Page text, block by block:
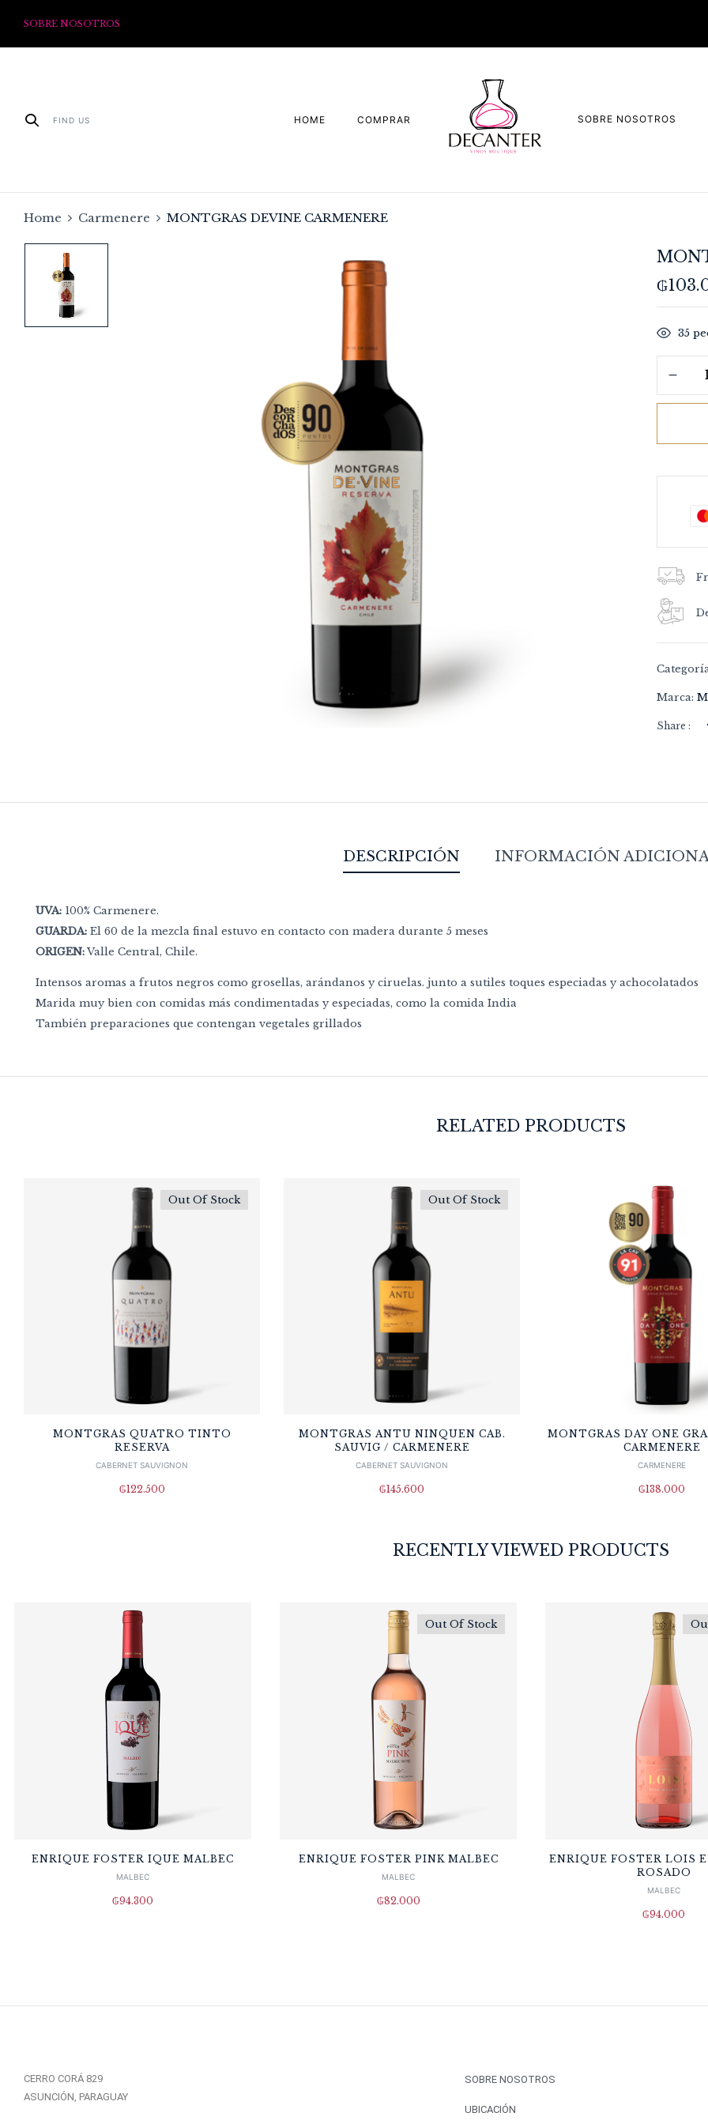
SOBRE NOSOTROS
FIND US HOME COMPRAR SOBRE NOSOTROS
Home Carmenere MONTGRAS DEVINE CARMENERE
₲
35
Marca:
Share :
DESCRIPCIÓN INFORMACIÓN
UVA: 100% Carmenere.
GUARDA: El 60 de la mezcla final estuvo en contacto con madera durante 5 meses
ORIGEN:Valle Central, Chile.
Intensos aromas a frutos negros como grosellas, arándanos y ciruelas. junto a sutiles toques especiadas y achocolatados
Marida muy bien con comidas más condimentadas y especiadas, como la comida India
También preparaciones que contengan vegetales grillados
RELATED PRODUCTS
Out Of Stock
MONTGRAS QUATRO TINTO
RESERVA
CABERNET SAUVIGNON
₲122.500
Out Of Stock
MONTGRAS ANTU NINQUEN CAB.
SAUVIG / CARMENERE
CABERNET SAUVIGNON
₲145.600
MONTGRAS DAY ONE
CARMENERE
CARMENERE
₲138.000
RECENTLY VIEWED PRODUCTS
ENRIQUE FOSTER IQUE MALBEC
MALBEC
₲94.300
Out Of Stock
ENRIQUE FOSTER PINK MALBEC
MALBEC
₲82.000
ENRIQUE FOSTER LOIS
ROSADO
MALBEC
₲94.000
CERRO CORÁ 829
ASUNCIÓN, PARAGUAY
SOBRE NOSOTROS
UBICACIÓN